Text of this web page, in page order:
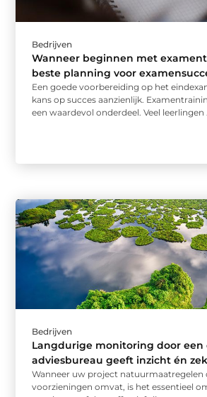
Bedrijven
Wanneer beginnen met
beste planning voor
Een goede voorbereiding op het
kans op succes aanzienlijk.
een waardevol onderdeel. Veel leerlingen
Bedrijven
Langdurige monitoring door een
adviesbureau geeft inzicht én
Wanneer uw project natuurmaatregelen
voorzieningen omvat, is het essentieel